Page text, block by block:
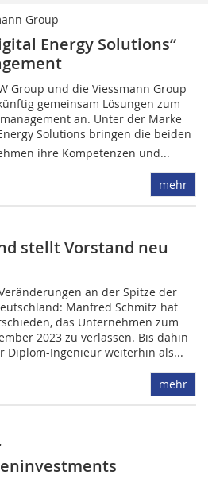
Group
Energy Solutions“
Group und die Viessmann Group
gemeinsam Lösungen zum
an. Unter der Marke
Solutions bringen die beiden
ihre Kompetenzen und...
mehr
stellt Vorstand neu
an der Spitze der
Manfred Schmitz hat
das Unternehmen zum
2023 zu verlassen. Bis dahin
Diplom-Ingenieur weiterhin als...
mehr